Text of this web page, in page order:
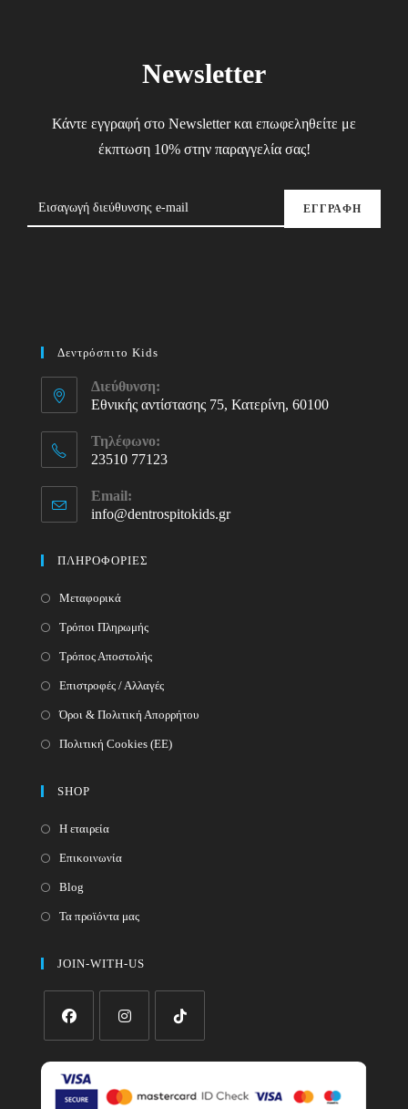
Newsletter
Κάντε εγγραφή στο Newsletter και επωφεληθείτε με
έκπτωση 10% στην παραγγελία σας!
ΕΓΓΡΑΦΗ
Δεντρόσπιτο Kids
Διεύθυνση:
Εθνικής αντίστασης 75, Κατερίνη, 60100
Τηλέφωνο:
23510 77123
in
your
Email:
info@dentrospitokids.grOpens
ΠΛΗΡΟΦΟΡΙΕΣ
Μεταφορικά
Τρόποι Πληρωμής
Τρόπος Αποστολής
Επιστροφές / Αλλαγές
Όροι & Πολιτική Απορρήτου
Πολιτική Cookies (ΕΕ)
SHOP
Η εταιρεία
Επικοινωνία
Blog
Τα προϊόντα μας
JOIN-WITH-US
a